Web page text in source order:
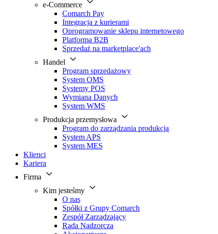
e-Commerce
Comarch Pay
Integracja z kurierami
Oprogramowanie sklepu internetowego
Platforma B2B
Sprzedaż na marketplace'ach
Handel
Program sprzedażowy
System OMS
Systemy POS
Wymiana Danych
System WMS
Produkcja przemysłowa
Program do zarządzania produkcją
System APS
System MES
Klienci
Kariera
Firma
Kim jesteśmy
O nas
Spółki z Grupy Comarch
Zespół Zarządzający
Rada Nadzorcza